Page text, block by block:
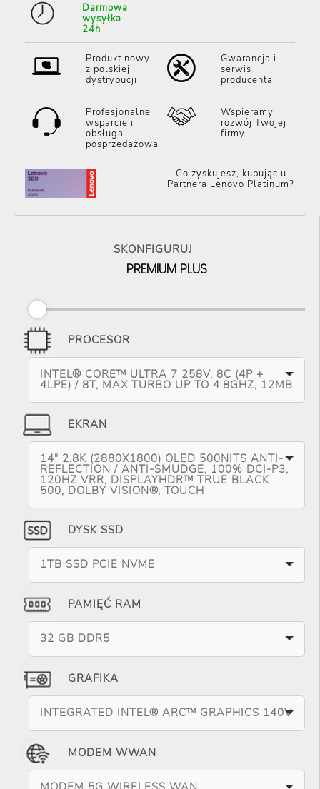
Darmowa
wysyłka
24h
Produkt nowy
z polskiej
dystrybucji
Gwarancja i
serwis
producenta
Profesjonalne
wsparcie i
obsługa
posprzedażowa
Wspieramy
rozwój Twojej
firmy
Co zyskujesz, kupując u
Partnera Lenovo Platinum?
SKONFIGURUJ
PREMIUM PLUS
PROCESOR
INTEL® CORE™ ULTRA 7 258V, 8C (4P +
4LPE) / 8T, MAX TURBO UP TO 4.8GHZ, 12MB
EKRAN
14" 2.8K (2880X1800) OLED 500NITS ANTI-
REFLECTION / ANTI-SMUDGE, 100% DCI-P3,
120HZ VRR, DISPLAYHDR™ TRUE BLACK
500, DOLBY VISION®, TOUCH
DYSK SSD
1TB SSD PCIE NVME
PAMIĘĆ RAM
32 GB DDR5
GRAFIKA
INTEGRATED INTEL® ARC™ GRAPHICS 140V
MODEM WWAN